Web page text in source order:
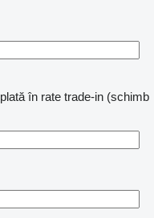
plată în rate trade-in (schimb